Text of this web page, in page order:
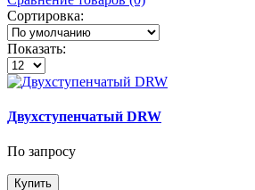
Сортировка:
Показать:
Двухступенчатый DRW
По запросу
Купить